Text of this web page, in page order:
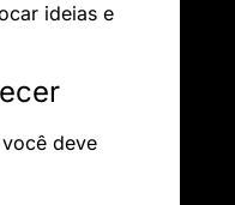
ideias e
deve